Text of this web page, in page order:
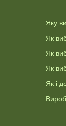
Яку
Як
Як
Як
Як і